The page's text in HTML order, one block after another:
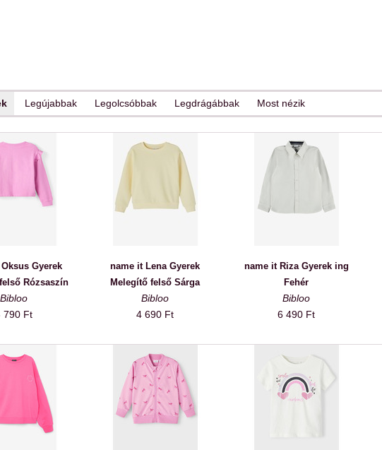
Legújabbak Legolcsóbbak Legdrágábbak Most nézik
Gyerek
Rózsaszín
Bibloo
790 Ft
name it Lena Gyerek
Melegítő felső Sárga
Bibloo
4 690 Ft
name it Riza Gyerek ing
Fehér
Bibloo
6 490 Ft